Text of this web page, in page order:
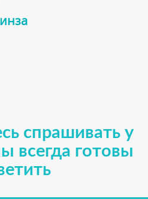
спрашивать у
всегда готовы